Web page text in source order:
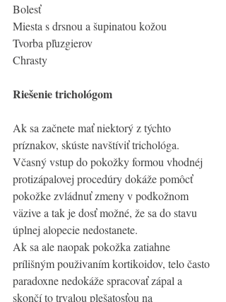
Bolesť
Miesta s drsnou a šupinatou kožou
Tvorba pľuzgierov
Chrasty
Riešenie trichológom
Ak sa začnete mať niektorý z týchto
príznakov, skúste navštíviť trichológa.
Včasný vstup do pokožky formou vhodnéj
protizápalovej procedúry dokáže pomôcť
pokožke zvládnuť zmeny v podkožnom
väzive a tak je dosť možné, že sa do stavu
úplnej alopecie nedostanete.
Ak sa ale naopak pokožka zatiahne
prílišným použivaním kortikoidov, telo často
paradoxne nedokáže spracovať zápal a
skončí to trvalou plešatosťou na